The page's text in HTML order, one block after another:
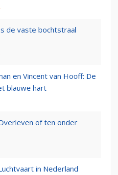
de vaste bochtstraal
en Vincent van Hooff: De
blauwe hart
of ten onder
in Nederland